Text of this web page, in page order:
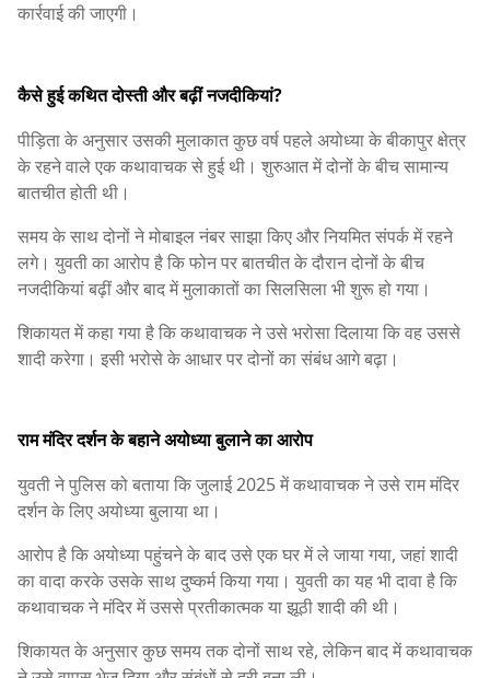
कार्रवाई की जाएगी।
कैसे हुई कथित दोस्ती और बढ़ीं नजदीकियां?
पीड़िता के अनुसार उसकी मुलाकात कुछ वर्ष पहले अयोध्या के बीकापुर क्षेत्र
के रहने वाले एक कथावाचक से हुई थी। शुरुआत में दोनों के बीच सामान्य
बातचीत होती थी।
समय के साथ दोनों ने मोबाइल नंबर साझा किए और नियमित संपर्क में रहने
लगे। युवती का आरोप है कि फोन पर बातचीत के दौरान दोनों के बीच
नजदीकियां बढ़ीं और बाद में मुलाकातों का सिलसिला भी शुरू हो गया।
शिकायत में कहा गया है कि कथावाचक ने उसे भरोसा दिलाया कि वह उससे
शादी करेगा। इसी भरोसे के आधार पर दोनों का संबंध आगे बढ़ा।
राम मंदिर दर्शन के बहाने अयोध्या बुलाने का आरोप
युवती ने पुलिस को बताया कि जुलाई 2025 में कथावाचक ने उसे राम मंदिर
दर्शन के लिए अयोध्या बुलाया था।
आरोप है कि अयोध्या पहुंचने के बाद उसे एक घर में ले जाया गया, जहां शादी
का वादा करके उसके साथ दुष्कर्म किया गया। युवती का यह भी दावा है कि
कथावाचक ने मंदिर में उससे प्रतीकात्मक या झूठी शादी की थी।
शिकायत के अनुसार कुछ समय तक दोनों साथ रहे, लेकिन बाद में कथावाचक